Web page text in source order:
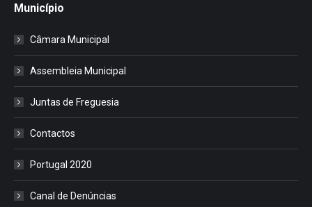
Município
Câmara Municipal
Assembleia Municipal
Juntas de Freguesia
Contactos
Portugal 2020
Canal de Denúncias